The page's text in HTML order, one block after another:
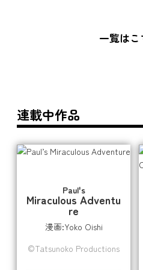
一覧はこ
連載中作品
Paul's
Miraculous Adventu
re
漫画:Yoko Oishi
©Tatsunoko Productions